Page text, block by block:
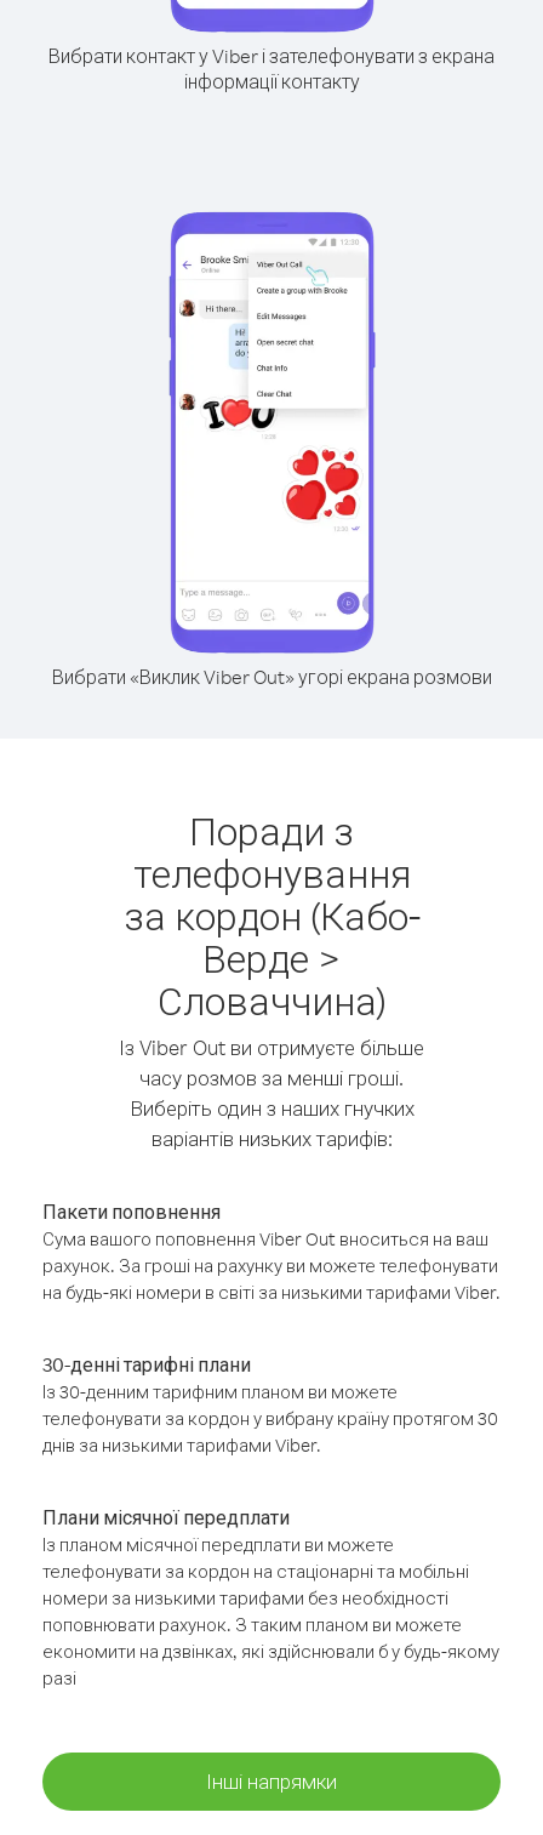
Вибрати контакт у Viber і зателефонувати з екрана
інформації контакту
Вибрати «Виклик Viber Out» угорі екрана розмови
Поради з
телефонування
за кордон (Кабо-
Верде >
Словаччина)
Із Viber Out ви отримуєте більше
часу розмов за менші гроші.
Виберіть один з наших гнучких
варіантів низьких тарифів:
Пакети поповнення
Сума вашого поповнення Viber Out вноситься на ваш
рахунок. За гроші на рахунку ви можете телефонувати
на будь-які номери в світі за низькими тарифами Viber.
30-денні тарифні плани
Із 30-денним тарифним планом ви можете
телефонувати за кордон у вибрану країну протягом 30
днів за низькими тарифами Viber.
Плани місячної передплати
Із планом місячної передплати ви можете
телефонувати за кордон на стаціонарні та мобільні
номери за низькими тарифами без необхідності
поповнювати рахунок. З таким планом ви можете
економити на дзвінках, які здійснювали б у будь-якому
разі
Інші напрямки